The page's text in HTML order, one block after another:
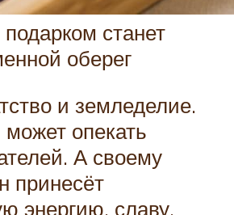
станет
оберег
и земледелие.
опекать
А своему
принесёт
энергию, славу,